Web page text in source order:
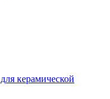
керамической